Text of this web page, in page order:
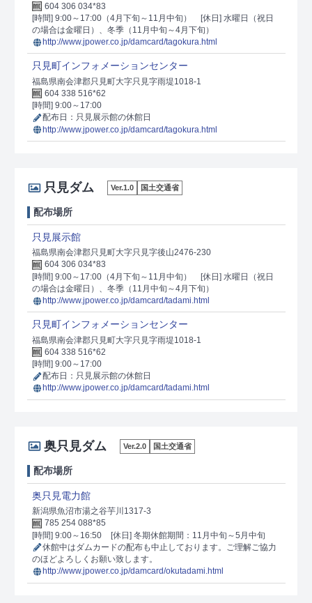
604 306 034*83
[時間] 9:00～17:00（4月下旬～11月中旬）
[休日] 水曜日（祝日
の場合は金曜日）、冬季（11月中旬～4月下旬）
http://www.jpower.co.jp/damcard/tagokura.html
只見町インフォメーションセンター
福島県南会津郡只見町大字只見字雨堤1018-1
604 338 516*62
[時間] 9:00～17:00
配布日：只見展示館の休館日
http://www.jpower.co.jp/damcard/tagokura.html
只見ダム Ver.1.0 国土交通省
配布場所
只見展示館
福島県南会津郡只見町大字只見字後山2476-230
604 306 034*83
[時間] 9:00～17:00（4月下旬～11月中旬）
[休日] 水曜日（祝日
の場合は金曜日）、冬季（11月中旬～4月下旬）
http://www.jpower.co.jp/damcard/tadami.html
只見町インフォメーションセンター
福島県南会津郡只見町大字只見字雨堤1018-1
604 338 516*62
[時間] 9:00～17:00
配布日：只見展示館の休館日
http://www.jpower.co.jp/damcard/tadami.html
奥只見ダム Ver.2.0 国土交通省
配布場所
奥只見電力館
新潟県魚沼市湯之谷芋川1317-3
785 254 088*85
[時間] 9:00～16:50
[休日] 冬期休館期間：11月中旬～5月中旬
休館中はダムカードの配布も中止しております。ご理解ご協力
のほどよろしくお願い致します。
http://www.jpower.co.jp/damcard/okutadami.html